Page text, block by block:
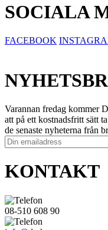
SOCIALA
FACEBOOK
Varannan fredag kommer
att på ett kostnadsfritt sätt
de senaste nyheterna från
KONTAKT
08-510 608 90